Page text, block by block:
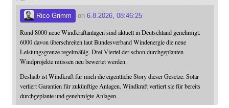
Rico Grimm on 6.8.2026, 08:46:25
Rund 8000 neue Windkraftanlagen sind aktuell in Deutschland genehmigt.
6000 davon überschreiten laut Bundesverband Windenergie die neue
Leistungsgrenze regelmäßig. Drei Viertel der schon durchgeplanten
Windprojekte müssen neu bewertet werden.
Deshalb ist Windkraft für mich die eigentliche Story dieser Gesetze: Solar
verliert Garantien für zukünftige Anlagen. Windkraft verliert sie für bereits
durchgeplante und genehmigte Anlagen.